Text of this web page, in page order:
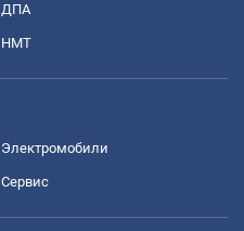
ДПА
НМТ
Электромобили
Сервис